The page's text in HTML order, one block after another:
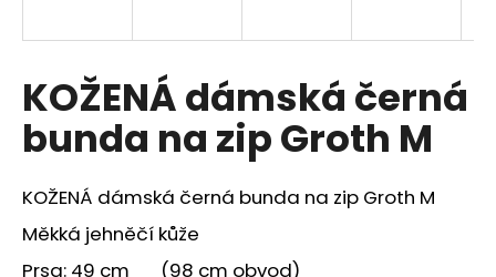
KOŽENÁ dámská černá
bunda na zip Groth M
KOŽENÁ dámská černá bunda na zip Groth M
Měkká jehněčí kůže
Prsa: 49 cm (98 cm obvod)
í
t
?